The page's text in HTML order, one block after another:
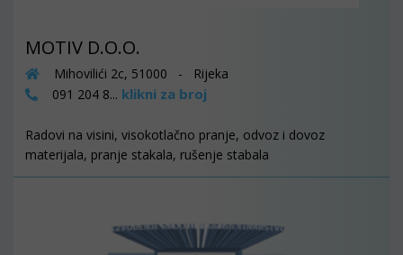
MOTIV D.O.O.
Mihovilići 2c, 51000 - Rijeka
091 204 8... klikni za broj
Radovi na visini, visokotlačno pranje, odvoz i dovoz
materijala, pranje stakala, rušenje stabala